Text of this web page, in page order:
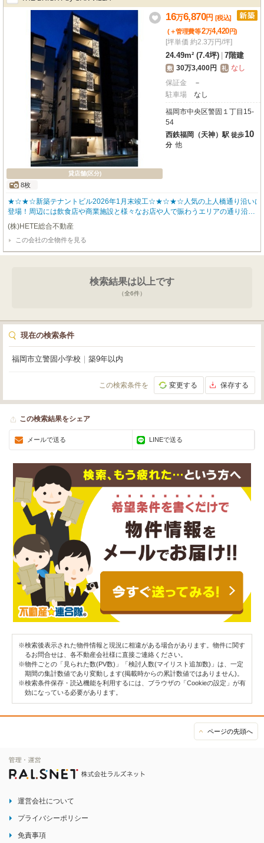
貸店舗(区分)
8枚
16万6,870円 [税込]
(＋管理費等2万4,420円)
[坪単価 約2.3万円/坪]
24.49m² (7.4坪) 7階建
敷 30万3,400円 礼 なし
保証金
－
駐車場
なし
福岡市中央区警固１丁目15-
54
西鉄福岡（天神）駅 徒歩10
分 他
★☆★☆新築テナントビル2026年1月末竣工☆★☆★☆人気の上人橋通り沿いに
登場！周辺には飲食店や商業施設と様々なお店や人で賑わうエリアの通り沿い
なので集客もばっちりです！フリーレントもあり、新規事業をお考えの方にも
おすすめです♪他のフロアも募集してますので詳細につきましてはお気軽にお
問合せ下さい♪
(株)HETE総合不動産
この会社の全物件を見る
検索結果は以上です
（全6件）
現在の検索条件
福岡市立警固小学校 築9年以内
この検索条件を 変更する 保存する
この検索結果をシェア
メールで送る LINEで送る
※検索後表示された物件情報と現況に相違がある場合があります。物件に関す
るお問合せは、各不動産会社様に直接ご連絡ください。
※物件ごとの「見られた数(PV数)」「検討人数(マイリスト追加数)」は、一定
期間の集計数値であり変動します(掲載時からの累計数値ではありません)。
※検索条件保存・読込機能を利用するには、ブラウザの「Cookieの設定」が有
効になっている必要があります。
ページの先頭へ
運営会社について
プライバシーポリシー
免責事項